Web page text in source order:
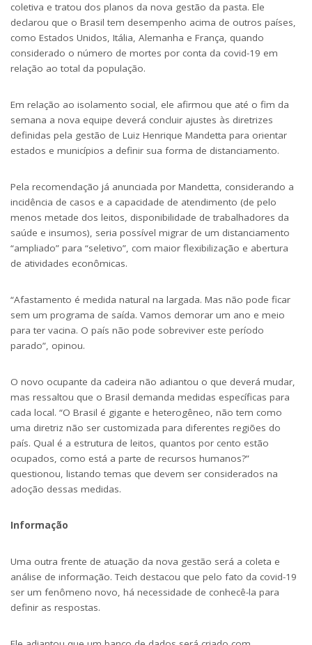
coletiva e tratou dos planos da nova gestão da pasta. Ele
declarou que o Brasil tem desempenho acima de outros países,
como Estados Unidos, Itália, Alemanha e França, quando
considerado o número de mortes por conta da covid-19 em
relação ao total da população.
Em relação ao isolamento social, ele afirmou que até o fim da
semana a nova equipe deverá concluir ajustes às diretrizes
definidas pela gestão de Luiz Henrique Mandetta para orientar
estados e municípios a definir sua forma de distanciamento.
Pela recomendação já anunciada por Mandetta, considerando a
incidência de casos e a capacidade de atendimento (de pelo
menos metade dos leitos, disponibilidade de trabalhadores da
saúde e insumos), seria possível migrar de um distanciamento
“ampliado” para “seletivo”, com maior flexibilização e abertura
de atividades econômicas.
“Afastamento é medida natural na largada. Mas não pode ficar
sem um programa de saída. Vamos demorar um ano e meio
para ter vacina. O país não pode sobreviver este período
parado”, opinou.
O novo ocupante da cadeira não adiantou o que deverá mudar,
mas ressaltou que o Brasil demanda medidas específicas para
cada local. “O Brasil é gigante e heterogêneo, não tem como
uma diretriz não ser customizada para diferentes regiões do
país. Qual é a estrutura de leitos, quantos por cento estão
ocupados, como está a parte de recursos humanos?”
questionou, listando temas que devem ser considerados na
adoção dessas medidas.
Informação
Uma outra frente de atuação da nova gestão será a coleta e
análise de informação. Teich destacou que pelo fato da covid-19
ser um fenômeno novo, há necessidade de conhecê-la para
definir as respostas.